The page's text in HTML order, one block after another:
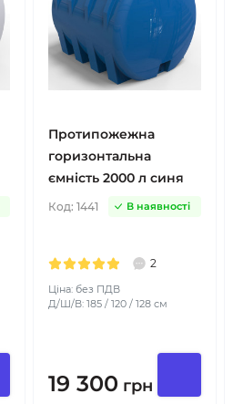
Протипожежна
горизонтальна
ємність 2000 л синя
Код: 1441 В наявності
2
Ціна: без ПДВ
Д/Ш/В: 185 / 120 / 128 см
19 300 грн